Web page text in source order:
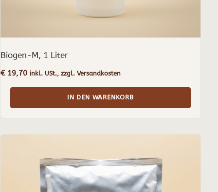
Biogen-M, 1 Liter
€19,70 inkl. USt., zzgl. Versandkosten
IN DEN WARENKORB